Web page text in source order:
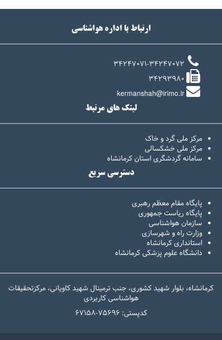
ارتباط با اداره هواشناسی
34247071-34247072
34293980
kermanshah@irimo.ir
لینک های مرتبط
مرکز ملی گرد و خاک
مرکز ملی خشکسالی
سامانه گردشگری استان کرمانشاه
دسترسی سریع
پایگاه مقام معظم رهبری
پایگاه ریاست جمهوری
سازمان هواشناسی
وزارت راه و شهرسازی
استانداری کرمانشاه
دانشگاه علوم پزشکی کرمانشاه
کرمانشاه، بلوار شهید کشوری، جنب ترمینال شهید کاویانی، مرکزتحقیقات
هواشناسی کاربردی
67158-کدپستی: 75696